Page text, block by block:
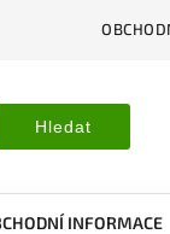
Hledat
INFORMACE